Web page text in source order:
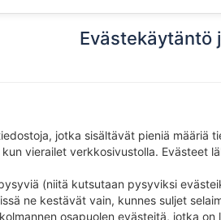
Evästekäytäntö
jotka sisältävät pieniä määriä
kun vierailet verkkosivustolla. Evästeet
(niitä kutsutaan pysyviksi
ne kestävät vain, kunnes suljet
osapuolen evästeitä, jotka